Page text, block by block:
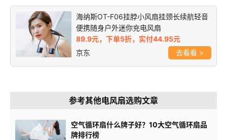
海纳斯OT-F06挂脖小风扇挂颈长续航轻音
便携随身户外迷你充电风扇
89.9元，下单5折，实付44.95元
京东
>
参考其他电风扇选购文章
空气循环扇什么牌子好？10大空气循环扇品
牌排行榜